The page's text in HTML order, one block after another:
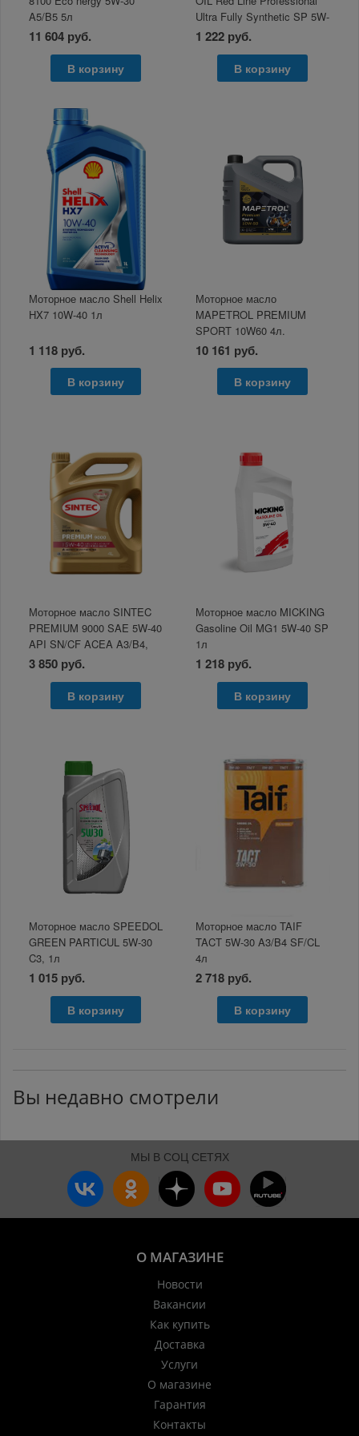
A5/B5 5л
11 604 руб.
В корзину
Ultra Fully Synthetic SP 5W-
40 1л
1 222 руб.
В корзину
Моторное масло Shell Helix
HX7 10W-40 1л
1 118 руб.
В корзину
Моторное масло
MAPETROL PREMIUM
SPORT 10W60 4л.
10 161 руб.
В корзину
Моторное масло SINTEC
PREMIUM 9000 SAE 5W-40
API SN/CF ACEA A3/B4,
4л
3 850 руб.
В корзину
Моторное масло MICKING
Gasoline Oil MG1 5W-40 SP
1л
1 218 руб.
В корзину
Моторное масло SPEEDOL
GREEN PARTICUL 5W-30
C3, 1л
1 015 руб.
В корзину
Моторное масло TAIF
TACT 5W-30 A3/B4 SF/CL
4л
2 718 руб.
В корзину
Вы недавно смотрели
МЫ В СОЦ СЕТЯХ
О МАГАЗИНЕ
Новости
Вакансии
Как купить
Доставка
Услуги
О магазине
Гарантия
Контакты